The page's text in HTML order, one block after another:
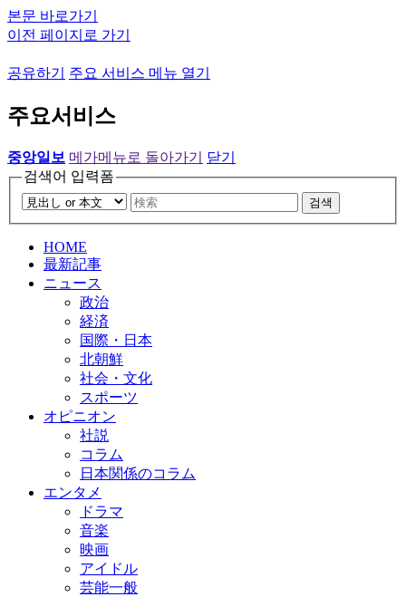
본문 바로가기
이전 페이지로 가기
공유하기 주요 서비스 메뉴 열기
주요서비스
중앙일보 메가메뉴로 돌아가기
닫기
검색어 입력폼
검색
HOME
最新記事
ニュース
政治
経済
国際・日本
北朝鮮
社会・文化
スポーツ
オピニオン
社説
コラム
日本関係のコラム
エンタメ
ドラマ
音楽
映画
アイドル
芸能一般